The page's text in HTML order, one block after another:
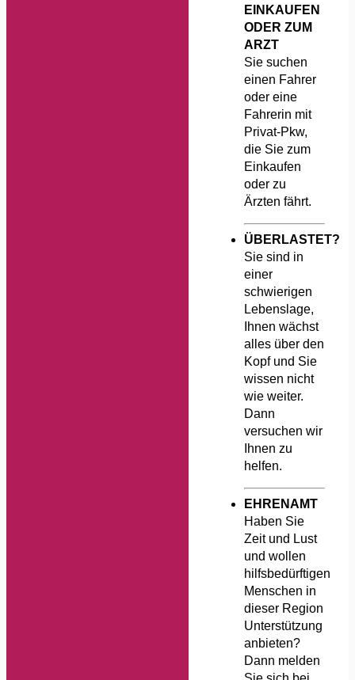
EINKAUFEN
ODER ZUM
ARZT
Sie suchen
einen Fahrer
oder eine
Fahrerin mit
Privat-Pkw,
die Sie zum
Einkaufen
oder zu
Ärzten fährt.
ÜBERLASTET?
Sie sind in
einer
schwierigen
Lebenslage,
Ihnen wächst
alles über den
Kopf und Sie
wissen nicht
wie weiter.
Dann
versuchen wir
Ihnen zu
helfen.
EHRENAMT
Haben Sie
Zeit und Lust
und wollen
hilfsbedürftigen
Menschen in
dieser Region
Unterstützung
anbieten?
Dann melden